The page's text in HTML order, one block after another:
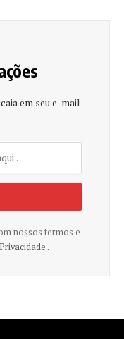
em seu e-mail
nossos termos e
.